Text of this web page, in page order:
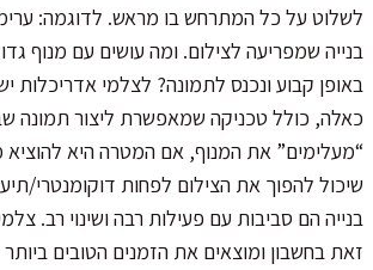
לשלוט על כל המתרחש בו מראש. לדוגמה:
בנייה שמפריעה לצילום. ומה עושים עם מנוף
באופן קבוע ונכנס לתמונה? לצלמי אדריכלות
כאלה, כולל טכניקה שמאפשרת ליצור תמונה
“מעלימים” את המנוף, אם המטרה היא
שיכול להפוך את הצילום לפחות דוקומנטרי/
בנייה הם סביבות עם פעילות רבה ושינוי רב.
זאת בחשבון ומוצאים את הזמנים הטובים